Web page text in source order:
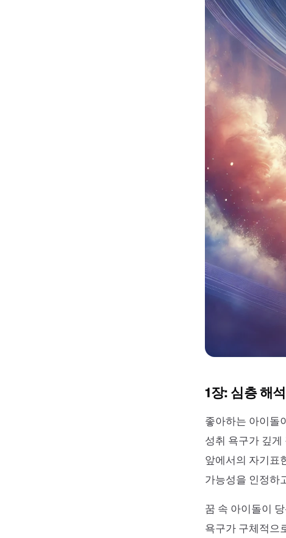
1장: 심층 해
좋아하는 아이돌
성취 욕구가 깊
앞에서의 자기표
가능성을 인정하
꿈 속 아이돌이
욕구가 구체적으